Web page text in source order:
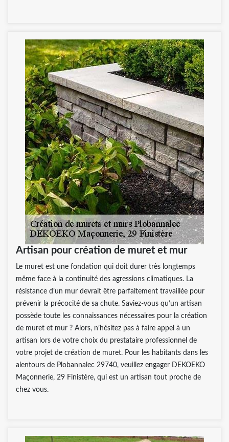
Artisan pour création de muret et mur
Le muret est une fondation qui doit durer très longtemps
même face à la continuité des agressions climatiques. La
résistance d’un mur devrait être parfaitement travaillée pour
prévenir la précocité de sa chute. Saviez-vous qu’un artisan
possède toute les connaissances nécessaires pour la création
de muret et mur ? Alors, n’hésitez pas à faire appel à un
artisan lors de votre choix du prestataire professionnel de
votre projet de création de muret. Pour les habitants dans les
alentours de Plobannalec 29740, veuillez engager DEKOEKO
Maçonnerie, 29 Finistère, qui est un artisan tout proche de
chez vous.